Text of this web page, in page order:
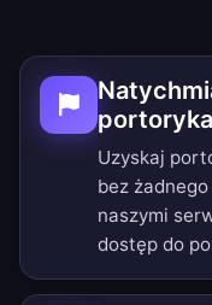
Uzyskaj
bez
naszymi
dostęp do